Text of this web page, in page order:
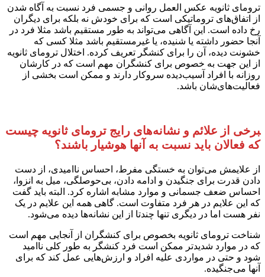
ترومای ثانویه عکس العمل روانی و جسمی فرد نسبت به آگاه شدن
از اتفاق‌های تروماتیکی است که برای خودش نه بلکه برای دیگران
رخ داده است. این آگاهی می‌تواند به طور مستقیم باشد مثلا فرد در
آنجا حضور داشته یا شنیده، یا غیرمستقیم باشد مثلا کسی که
خشونت دیده، آن را برای کنشگر تعریف کرده. اختلال ترومای ثانویه
از این جهت به خصوص برای کنشگران مهم است که در کارشان
روزانه با افراد آسیب‌دیده سروکار دارند و ممکن است بخشی از
فعالیت‌های‌شان باشد.
برخی از علائم و نشانه‌های رایج ترومای ثانویه چیست
که فعالان باید نسبت به آنها هوشیار باشند؟
از علایمش می‌توان به خستگی مفرط، احساس ناامیدی، از دست
دادن قدرت برای جنگیدن و ادامه دادن، بی‌حوصلگی، میل به انزوا،
احساس ضعف جسمانی و موارد مشابه اشاره کرد. البته باید گفت
که این علایم در هر فرد متفاوت است. گاهی همه این علایم در یک
نفر هست اما در دیگری تنها چندتا از این نشانه‌ها دیده می‌شود.
شناخت ترومای ثانویه بخصوص برای کنشگران از آنجایی مهم است
که در موارد شدیدتر ممکن است فرد کنشگر به طور کلی ناامید
شود و حتی در مواردی علیه افراد و ارزش‌هایی عمل کند که برای
آنها می‌جنگیده.